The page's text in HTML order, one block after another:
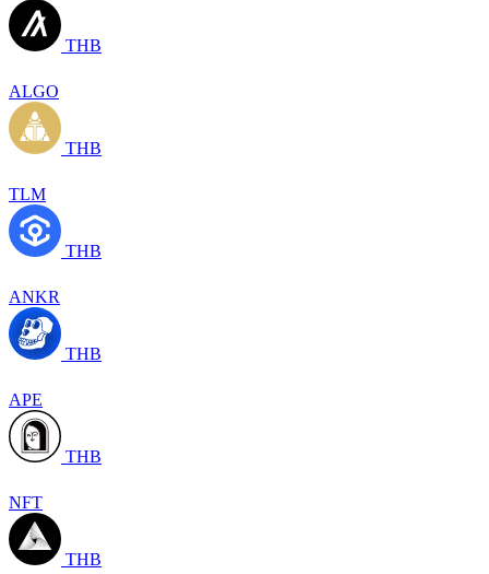
THB
ALGO
THB
TLM
THB
ANKR
THB
APE
THB
NFT
THB